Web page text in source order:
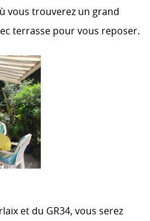
vous trouverez un grand
terrasse pour vous reposer.
et du GR34, vous serez